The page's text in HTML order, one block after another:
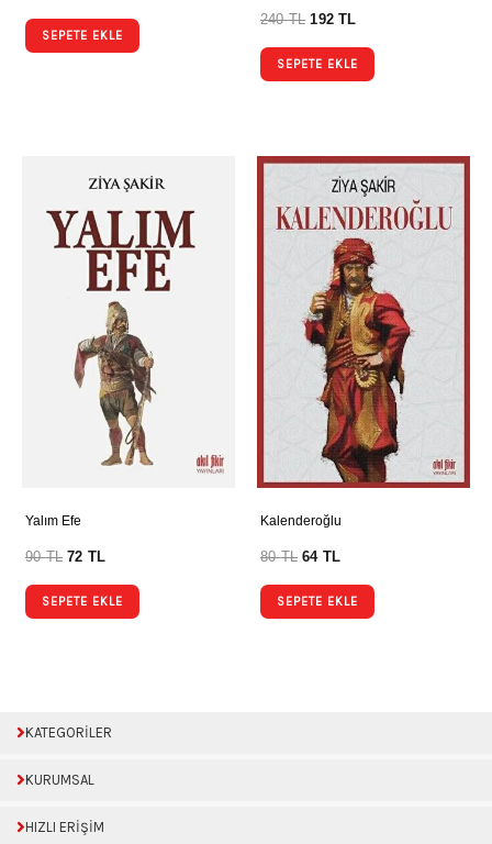
SEPETE EKLE
240TL 192TL
SEPETE EKLE
Yalım Efe
90TL 72 TL
SEPETE EKLE
Kalenderoğlu
80TL 64 TL
SEPETE EKLE
KATEGORİLER
KURUMSAL
HIZLI ERİŞİM